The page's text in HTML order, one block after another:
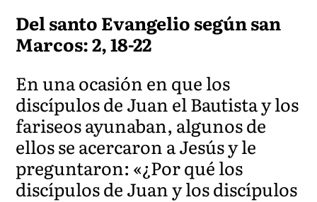
Del santo Evangelio según san
Marcos: 2, 18-22
En una ocasión en que los
discípulos de Juan el Bautista y los
fariseos ayunaban, algunos de
ellos se acercaron a Jesús y le
preguntaron: «¿Por qué los
discípulos de Juan y los discípulos